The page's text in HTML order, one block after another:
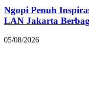
Ngopi Penuh
LAN Jakarta
05/08/2026